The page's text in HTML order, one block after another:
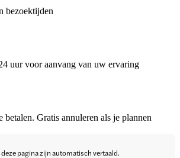
bezoektijden
uur voor aanvang van uw ervaring
betalen. Gratis annuleren als je plannen
pagina zijn automatisch vertaald.